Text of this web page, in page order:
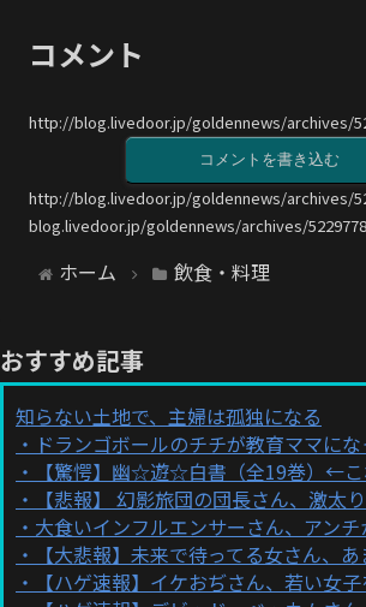
コメント
http://blog.livedoor.jp/goldennews/archives/
コメントを書き込む
http://blog.livedoor.jp/goldennews/archives/
blog.livedoor.jp/goldennews/archives/
ホーム 飲食・料理
おすすめ記事
知らない土地で、主婦は孤独になる
ドランゴボールのチチが教育ママに
【驚愕】幽☆遊☆白書（全19巻）←こ
【悲報】 幻影旅団の団長さん、激太
大食いインフルエンサーさん、アンチ
【大悲報】未来で待ってる女さん、
【ハゲ速報】イケおぢさん、若い女